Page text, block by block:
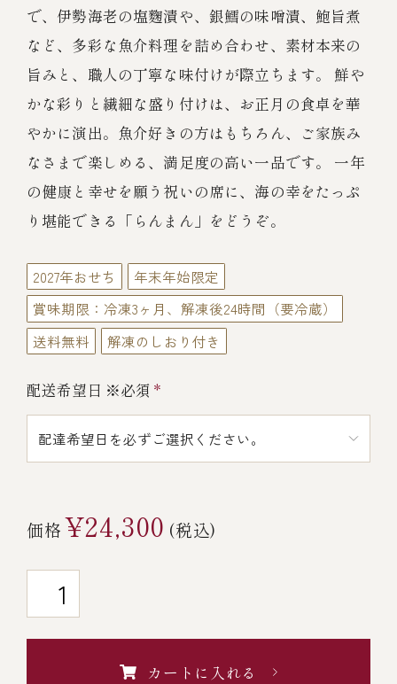
（中納言厨房）
中納言
その他
ギフト/贈り物
価格で探す
～￥2,999
￥3,000～￥4,999
￥5,000～￥9,999
￥10,000～￥14,999
￥15,000～￥19,999
その他
全商品一覧
で、伊勢海老の塩麴漬や、銀鱈の味噌漬、鮑旨煮
など、多彩な魚介料理を詰め合わせ、素材本来の
旨みと、職人の丁寧な味付けが際立ちます。 鮮や
かな彩りと繊細な盛り付けは、お正月の食卓を華
やかに演出。魚介好きの方はもちろん、ご家族み
なさまで楽しめる、満足度の高い一品です。 一年
の健康と幸せを願う祝いの席に、海の幸をたっぷ
り堪能できる「らんまん」をどうぞ。
2027年おせち
年末年始限定
賞味期限：冷凍3ヶ月、解凍後24時間（要冷蔵）
送料無料
解凍のしおり付き
配送希望日 ※必須 *
価格¥24,300 (税込)
カートに入れる